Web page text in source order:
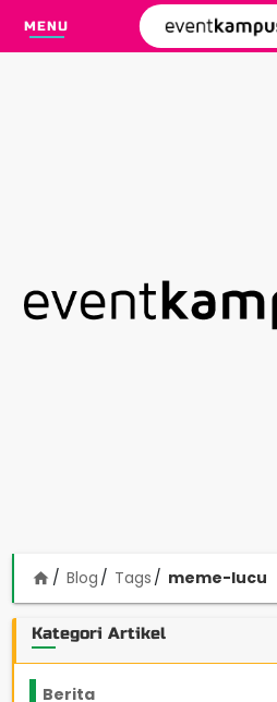
MENU
home Blog Tags meme-lucu
Kategori Artikel
Berita